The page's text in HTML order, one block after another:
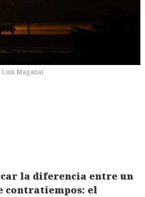
Luis Magana)
la diferencia entre un
contratiempos: el